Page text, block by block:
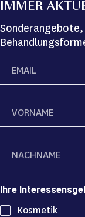
IMMER
Ihre
Kosmetik